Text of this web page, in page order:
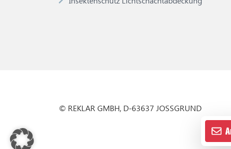
© REKLAR GMBH, D-63637 JOSSGRUND